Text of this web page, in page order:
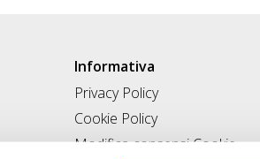
Informativa
Privacy Policy
Cookie Policy
Modifica consensi Cookie